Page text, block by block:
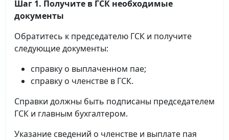
Шаг 1. Получите в ГСК необходимые
документы
Обратитесь к председателю ГСК и получите
следующие документы:
справку о выплаченном пае;
справку о членстве в ГСК.
Справки должны быть подписаны председателем
ГСК и главным бухгалтером.
Указание сведений о членстве и выплате пая